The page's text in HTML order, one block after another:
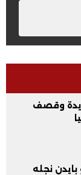
وقصف
نجله